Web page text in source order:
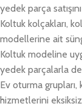
yedek parça
Koltuk kolçakları,
modellerine ait
Koltuk modeline
yedek parçalarla
Ev oturma
hizmetlerini